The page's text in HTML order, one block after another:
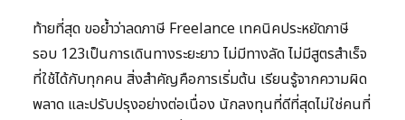
ท้ายที่สุด ขอย้ำว่าลดภาษี Freelance เทคนิคประหยัดภาษี
รอบ 123เป็นการเดินทางระยะยาว ไม่มีทางลัด ไม่มีสูตรสำเร็จ
ที่ใช้ได้กับทุกคน สิ่งสำคัญคือการเริ่มต้น เรียนรู้จากความผิด
พลาด และปรับปรุงอย่างต่อเนื่อง นักลงทุนที่ดีที่สุดไม่ใช่คนที่